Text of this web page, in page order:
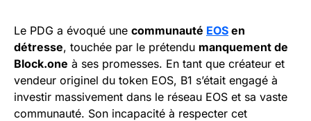
Le PDG a évoqué une communauté EOS en
détresse, touchée par le prétendu manquement de
Block.one à ses promesses. En tant que créateur et
vendeur originel du token EOS, B1 s’était engagé à
investir massivement dans le réseau EOS et sa vaste
communauté. Son incapacité à respecter cet